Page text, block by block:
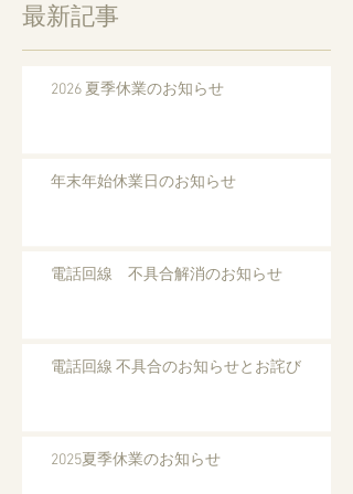
最新記事
2026 夏季休業のお知らせ
年末年始休業日のお知らせ
電話回線 不具合解消のお知らせ
電話回線 不具合のお知らせとお詫び
2025夏季休業のお知らせ